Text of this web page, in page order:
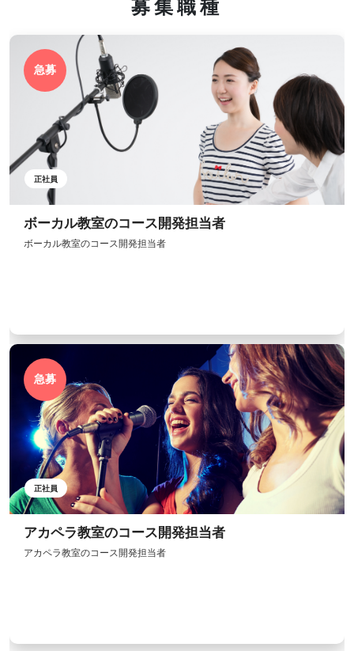
募集職種
急募
正社員
ボーカル教室のコース開発担当者
ボーカル教室のコース開発担当者
急募
正社員
アカペラ教室のコース開発担当者
アカペラ教室のコース開発担当者